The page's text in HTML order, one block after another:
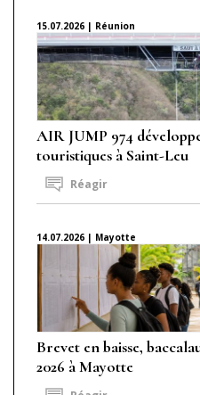
15.07.2026 | Réunion
AIR JUMP 974
touristiques à Saint-Leu
Réagir
14.07.2026 | Mayotte
Brevet en baisse,
2026 à Mayotte